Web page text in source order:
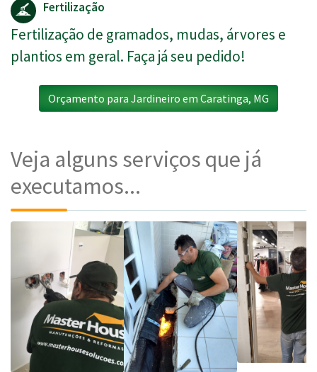
Fertilização
Fertilização de gramados, mudas, árvores e
plantios em geral. Faça já seu pedido!
Orçamento para Jardineiro em Caratinga, MG
Veja alguns serviços que já
executamos...